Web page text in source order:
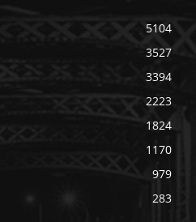
5104
3527
3394
2223
1824
1170
979
283